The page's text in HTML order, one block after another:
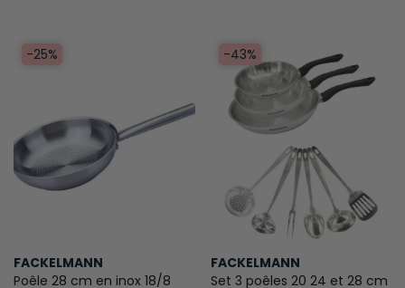
-25%
FACKELMANN
Poêle 28 cm en inox 18/8
-43%
FACKELMANN
Set 3 poêles 20 24 et 28 cm